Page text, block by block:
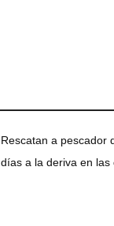
Rescatan a pescador
días a la deriva en